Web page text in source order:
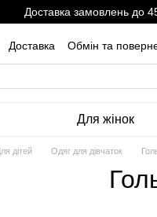
Доставка замовлень до
Доставка Обмін та
Для жінок
дітей Одяг для дівчаток